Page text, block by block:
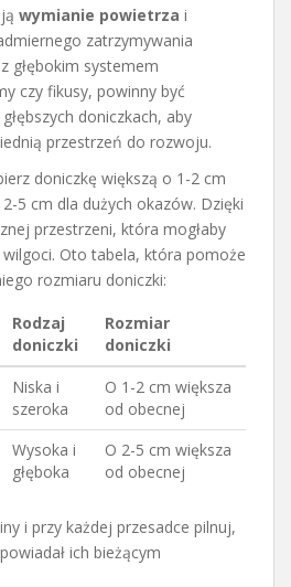
wymianie powietrza i
zatrzymywania
głębokim systemem
czy fikusy, powinny być
doniczkach, aby
przestrzeń do rozwoju.
doniczkę większą o 1-2 cm
5 cm dla dużych okazów. Dzięki
przestrzeni, która mogłaby
Oto tabela, która pomoże
rozmiaru doniczki:
Rodzaj
doniczki
Rozmiar
doniczki
Niska i
szeroka
O 1-2 cm większa
od obecnej
Wysoka i
głęboka
O 2-5 cm większa
od obecnej
i przy każdej przesadce pilnuj,
ich bieżącym